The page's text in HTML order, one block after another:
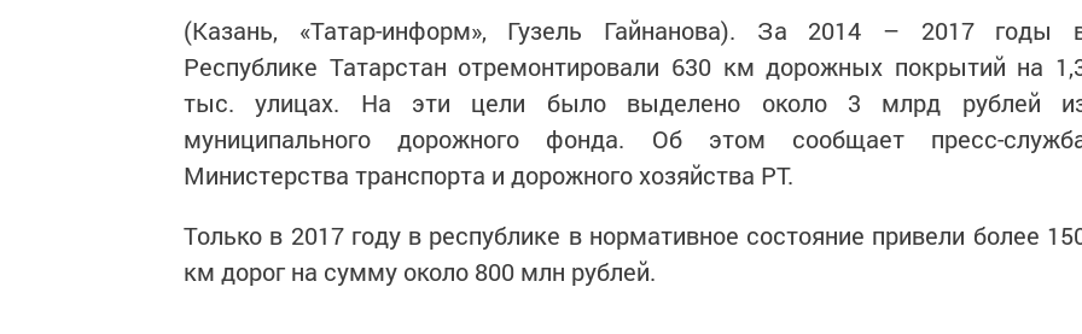
(Казань, «Татар-информ», Гузель Гайнанова). За 2014 – 2017 годы
Республике Татарстан отремонтировали 630 км дорожных покрытий на
тыс. улицах. На эти цели было выделено около 3 млрд рублей
муниципального дорожного фонда. Об этом сообщает пресс-
Министерства транспорта и дорожного хозяйства РТ.
Только в 2017 году в республике в нормативное состояние привели более
км дорог на сумму около 800 млн рублей.